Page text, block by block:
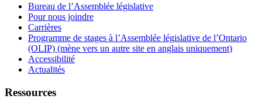
Bureau de l’Assemblée législative
Pour nous joindre
Carrières
Programme de stages à l’Assemblée législative de l’Ontario
(OLIP) (mène vers un autre site en anglais uniquement)
Accessibilité
Actualités
Ressources